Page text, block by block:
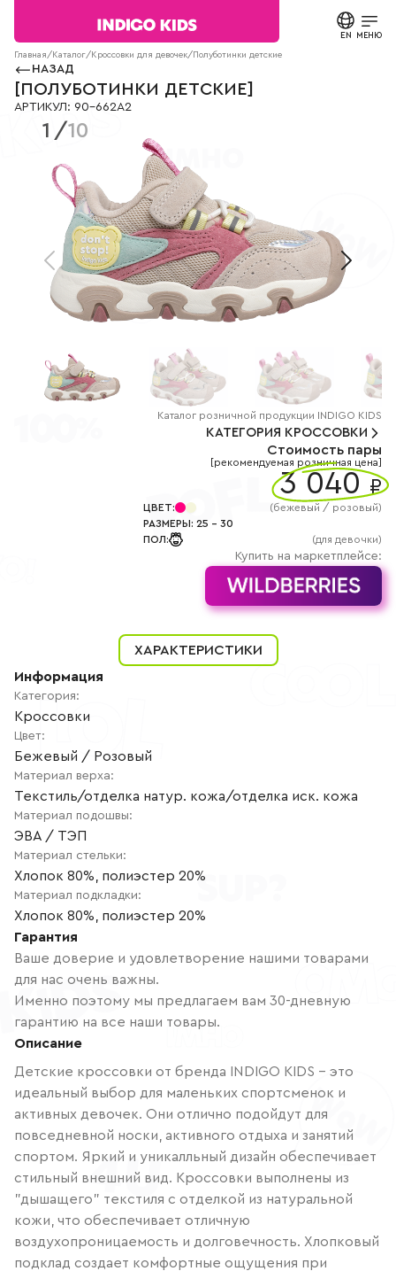
EN МЕНЮ
КАТАЛОГ
О БРЕНДЕ
НОВОСТИ
СТАТЬИ
ПАРТНЕРАМ
МАГАЗИНЫ
КОНТАКТЫ
+7
АВТОРИЗАЦИЯ
РЕГИСТРАЦИЯ
сообщения
Согласие на
обработку
персональных
данных.
Политика
конфиденциальности
поля
обязательны
заполнению
СВЯЗАТЬСЯ С НАМИ
90-662A2
Главная / Каталог/ Кроссовки для девочек/ Полуботинки детские
НАЗАД
ПОЛУБОТИНКИ ДЕТСКИЕ
АРТИКУЛ : 90-662A2
1 /10
Каталог розничной продукции INDIGO KIDS
КАТЕГОРИЯ КРОССОВКИ
Стоимость пары
[рекомендуемая розничная цена]
3 040 ₽
ЦВЕТ: (бежевый / розовый)
РАЗМЕРЫ: 25 - 30
ПОЛ: (для девочки)
Купить на маркетплейсе:
ХАРАКТЕРИСТИКИ
Информация
Категория:
Кроссовки
Цвет:
Бежевый / Розовый
Материал верха:
Текстиль/отделка натур. кожа/отделка иск. кожа
Материал подошвы:
ЭВА / ТЭП
Материал стельки:
Хлопок 80%, полиэстер 20%
Материал подкладки:
Хлопок 80%, полиэстер 20%
Гарантия
Ваше доверие и удовлетворение нашими товарами
для нас очень важны.
Именно поэтому мы предлагаем вам 30-дневную
гарантию на все наши товары.
Описание
Детские кроссовки от бренда INDIGO KIDS - это
идеальный выбор для маленьких спортсменок и
активных девочек. Они отлично подойдут для
повседневной носки, активного отдыха и занятий
спортом. Яркий и уникалльный дизайн обеспечивает
стильный внешний вид. Кроссовки выполнены из
"дышащего" текстиля с отделкой из натуральной
кожи, что обеспечивает отличную
воздухопроницаемость и долговечность. Хлопковый
подклад создает комфортные ощущения при